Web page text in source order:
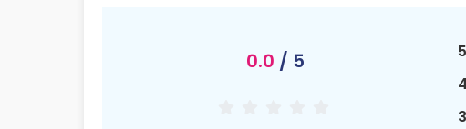
0.0 / 5 5
4
3